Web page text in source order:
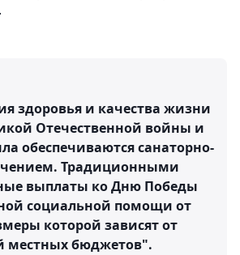
здоровья и качества жизни
Отечественной войны и
обеспечиваются санаторно-
Традиционными
выплаты ко Дню Победы
социальной помощи от
которой зависят от
местных бюджетов".